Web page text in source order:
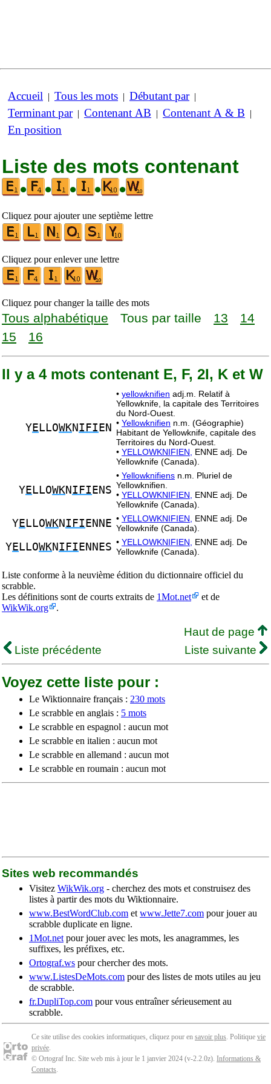
Accueil | Tous les mots | Débutant par|
Terminant par| Contenant AB | Contenant A & B |
En position
Liste des mots contenant
•
• • • •
Cliquez pour ajouter une septième lettre
Cliquez pour enlever une lettre
Cliquez pour changer la taille des mots
Tous alphabétique Tous par taille 13
14
15
16
Il y a 4 mots contenant E, F, 2I, K et W
YE LLOWKN IFI EN
• yellowknifien adj.m. Relatif à
Yellowknife, la capitale des Territoires
du Nord-Ouest.
• Yellowknifien n.m. (Géographie)
Habitant de Yellowknife, capitale des
Territoires du Nord-Ouest.
• YELLOWKNIFIEN,
ENNE adj. De
Yellowknife (Canada).
YE LLOWKN IFI ENS
• Yellowknifiens n.m. Pluriel de
Yellowknifien.
• YELLOWKNIFIEN,
ENNE adj. De
Yellowknife (Canada).
YE LLOWKN IFI ENNE • YELLOWKNIFIEN,
ENNE adj. De
Yellowknife (Canada).
YE LLOWKN IFI ENNES • YELLOWKNIFIEN,
ENNE adj. De
Yellowknife (Canada).
Liste conforme à la neuvième édition du dictionnaire officiel du
scrabble.
Les définitions sont de courts extraits de 1Mot.net
et de
WikWik.org
.
Haut de page
Liste précédente
Liste suivante
Voyez cette liste pour :
Le Wiktionnaire français : 230 mots
Le scrabble en anglais : 5 mots
Le scrabble en espagnol : aucun mot
Le scrabble en italien : aucun mot
Le scrabble en allemand : aucun mot
Le scrabble en roumain : aucun mot
Sites web recommandés
Visitez WikWik.org - cherchez des mots et construisez des
listes à partir des mots du Wiktionnaire.
www.BestWordClub.com et www.Jette7.com pour jouer au
scrabble duplicate en ligne.
1Mot.net pour jouer avec les mots, les anagrammes, les
suffixes, les préfixes, etc.
Ortograf.ws pour chercher des mots.
www.ListesDeMots.com pour des listes de mots utiles au jeu
de scrabble.
fr.DupliTop.com pour vous entraîner sérieusement au
scrabble.
Ce site utilise des cookies informatiques, cliquez pour en savoir plus. Politique vie
privée.
© Ortograf Inc. Site web mis à jour le 1 janvier 2024 (v-2.2.0z). Informations &
Contacts.